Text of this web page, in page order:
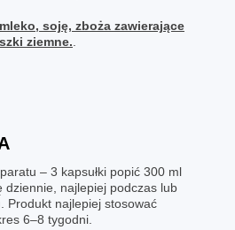
mleko, soję, zboża zawierające
ziemne.
– 3 kapsułki popić 300 ml
dziennie, najlepiej podczas lub
Produkt najlepiej stosować
6–8 tygodni.